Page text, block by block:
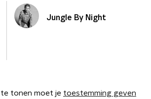
Jungle By Night
tonen moet je toestemming geven